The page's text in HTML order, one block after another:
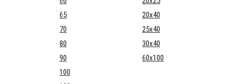
65
20x40
70
25x40
80
30x40
90
60x100
100